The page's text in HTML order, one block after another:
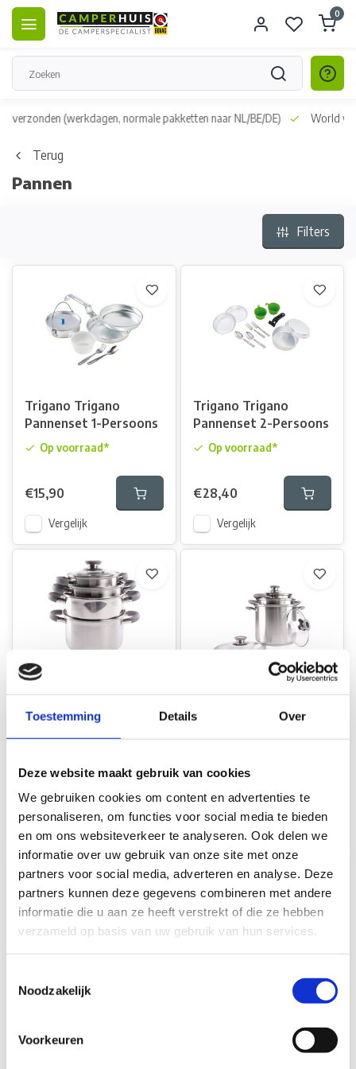
Toestemming Details Over
Deze website maakt gebruik van cookies
We gebruiken cookies om content en advertenties te
personaliseren, om functies voor social media te bieden
en om ons websiteverkeer te analyseren. Ook delen we
informatie over uw gebruik van onze site met onze
partners voor social media, adverteren en analyse. Deze
partners kunnen deze gegevens combineren met andere
informatie die u aan ze heeft verstrekt of die ze hebben
verzameld op basis van uw gebruik van hun services.
Noodzakelijk
Voorkeuren
0
verzonden (werkdagen, normale pakketten naar NL/BE/DE) World
Terug
Pannen
Filters
Trigano Trigano
Pannenset 1-Persoons
Op voorraad*
€15,90
Vergelijk
Trigano Trigano
Pannenset 2-Persoons
Op voorraad*
€28,40
Vergelijk
Pannenset CHEF I 7-
delig
€29,95
Vergelijk
Pannenset CHEF II 6-
delig
€29,95
Vergelijk
ViaMondo ViaMondo
ViaMondo ViaMondo
Pannenset COOK II 7-